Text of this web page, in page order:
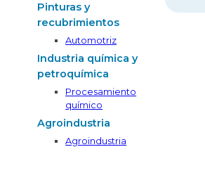
Pinturas y
recubrimientos
Automotriz
Industria química y
petroquímica
Procesamiento
químico
Agroindustria
Agroindustria